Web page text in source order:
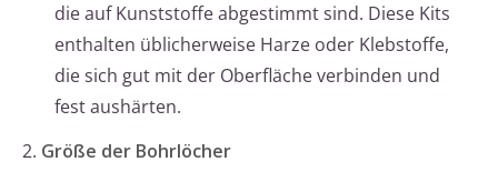
die auf Kunststoffe abgestimmt sind. Diese Kits
enthalten üblicherweise Harze oder Klebstoffe,
die sich gut mit der Oberfläche verbinden und
fest aushärten.
2. Größe der Bohrlöcher